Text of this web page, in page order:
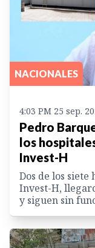
NACIONALES
4:03 PM 25 sep.
Pedro
los
Invest-H
Dos de los
Invest-H,
y siguen sin